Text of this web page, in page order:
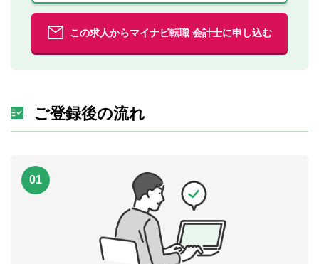
この求人からマイナビ転職 会計士に申し込む
ご登録後の流れ
01